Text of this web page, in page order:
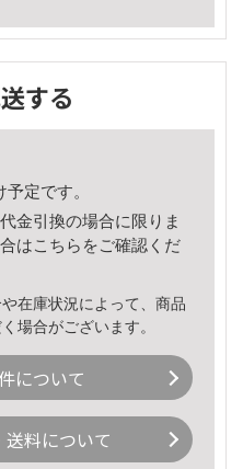
する
定です。
金引換の場合に限りま
はこちら をご確認くだ
在庫状況によって、商品
場合がございます。
について
料について